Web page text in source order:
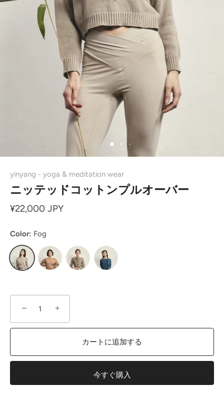
yinyang - yoga & meditation wear
ニッテッドコットンプルオーバー
¥22,000 JPY
Color: Fog
− +
カートに追加する
今すぐ購入